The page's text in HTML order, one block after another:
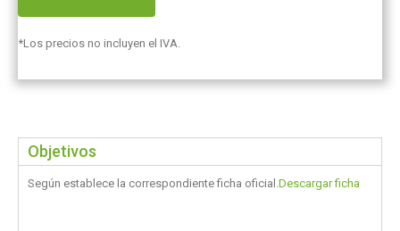
*Los precios no incluyen el IVA.
Objetivos
Según establece la correspondiente ficha oficial.Descargar ficha